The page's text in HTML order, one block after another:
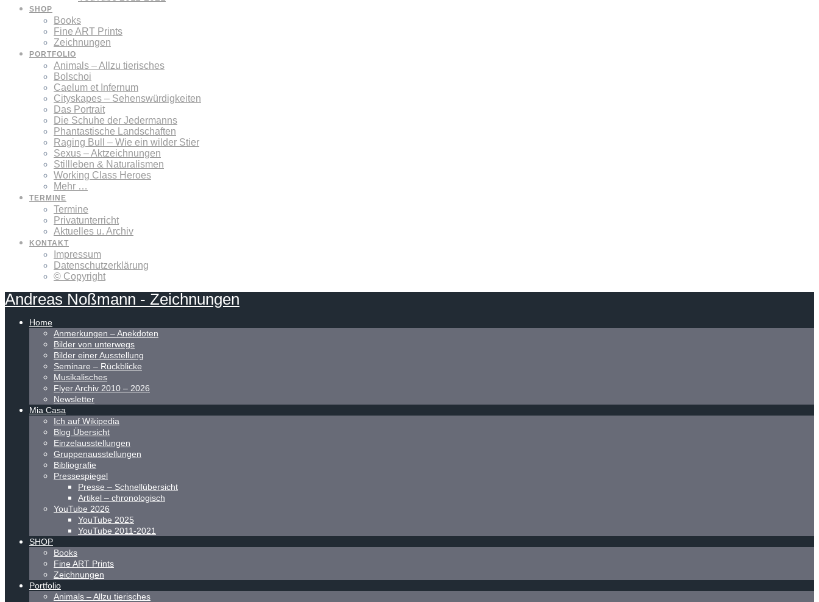
SHOP
Books
Fine ART Prints
Zeichnungen
PORTFOLIO
Animals – Allzu tierisches
Bolschoi
Caelum et Infernum
Cityskapes – Sehenswürdigkeiten
Das Portrait
Die Schuhe der Jedermanns
Phantastische Landschaften
Raging Bull – Wie ein wilder Stier
Sexus – Aktzeichnungen
Stillleben & Naturalismen
Working Class Heroes
Mehr …
TERMINE
Termine
Privatunterricht
Aktuelles u. Archiv
KONTAKT
Impressum
Datenschutzerklärung
© Copyright
Andreas Noßmann - Zeichnungen
Home
Anmerkungen – Anekdoten
Bilder von unterwegs
Bilder einer Ausstellung
Seminare – Rückblicke
Musikalisches
Flyer Archiv 2010 – 2026
Newsletter
Mia Casa
Ich auf Wikipedia
Blog Übersicht
Einzelausstellungen
Gruppenausstellungen
Bibliografie
Pressespiegel
Presse – Schnellübersicht
Artikel – chronologisch
YouTube 2026
YouTube 2025
YouTube 2011-2021
SHOP
Books
Fine ART Prints
Zeichnungen
Portfolio
Animals – Allzu tierisches